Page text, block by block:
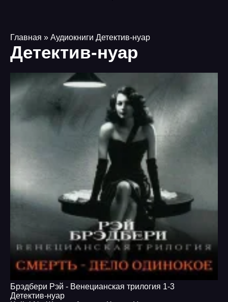
Главная » Аудиокниги Детектив-нуар
Детектив-нуар
Брэдбери Рэй - Венецианская трилогия 1-3
Детектив-нуар